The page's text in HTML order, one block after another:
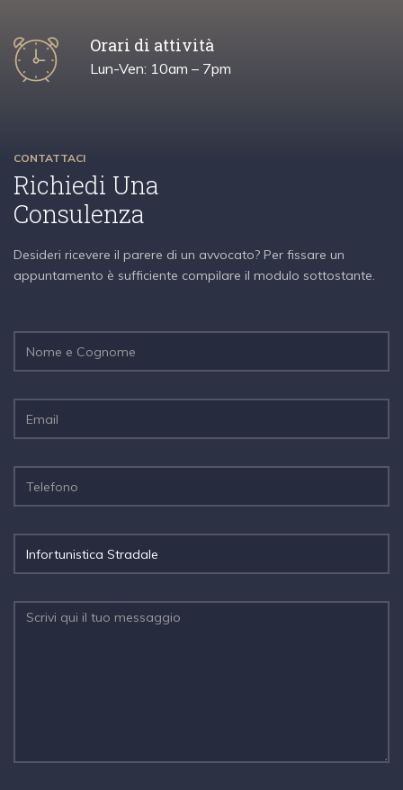
Orari di attività
Lun-Ven: 10am – 7pm
CONTATTACI
Richiedi Una
Consulenza
Desideri ricevere il parere di un avvocato? Per fissare un
appuntamento è sufficiente compilare il modulo sottostante.